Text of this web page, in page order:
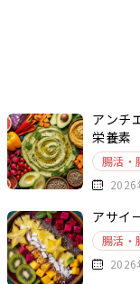
アンチ
栄養素
腸活・
2026
アサイ
腸活・
2026